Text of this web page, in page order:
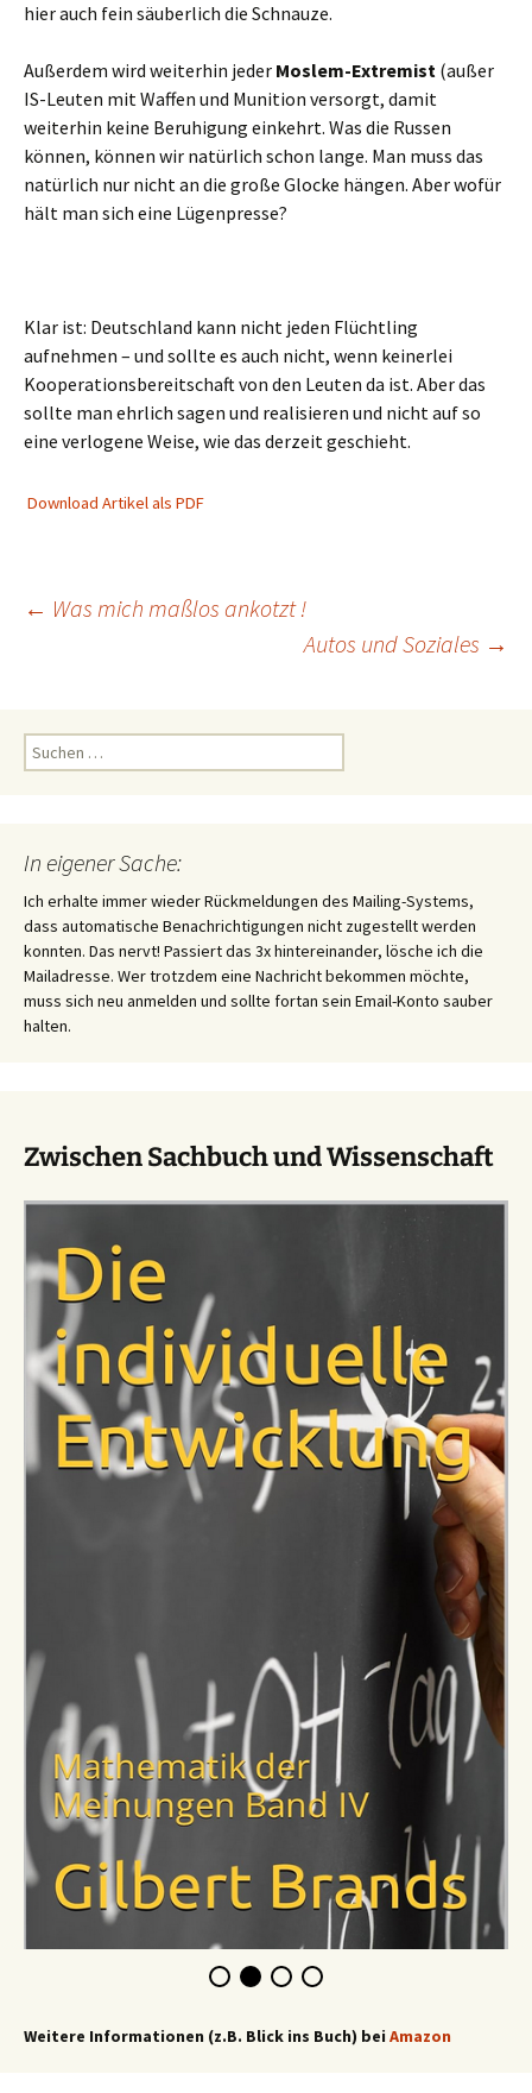
hier auch fein säuberlich die Schnauze.
Außerdem wird weiterhin jeder Moslem-Extremist (außer
IS-Leuten mit Waffen und Munition versorgt, damit
weiterhin keine Beruhigung einkehrt. Was die Russen
können, können wir natürlich schon lange. Man muss das
natürlich nur nicht an die große Glocke hängen. Aber wofür
hält man sich eine Lügenpresse?
Klar ist: Deutschland kann nicht jeden Flüchtling
aufnehmen – und sollte es auch nicht, wenn keinerlei
Kooperationsbereitschaft von den Leuten da ist. Aber das
sollte man ehrlich sagen und realisieren und nicht auf so
eine verlogene Weise, wie das derzeit geschieht.
Download Artikel als PDF
Beitragsnavigation
← Was mich maßlos ankotzt !
Autos und Soziales →
Suchen
nach:
In eigener Sache:
Ich erhalte immer wieder Rückmeldungen des Mailing-Systems,
dass automatische Benachrichtigungen nicht zugestellt werden
konnten. Das nervt! Passiert das 3x hintereinander, lösche ich die
Mailadresse. Wer trotzdem eine Nachricht bekommen möchte,
muss sich neu anmelden und sollte fortan sein Email-Konto sauber
halten.
Zwischen Sachbuch und Wissenschaft
Weitere Informationen (z.B. Blick ins Buch) bei Amazon